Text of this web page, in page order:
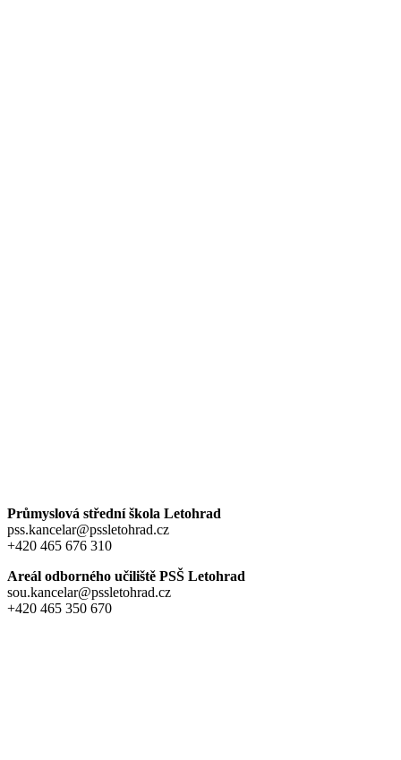
Průmyslová střední škola Letohrad
pss.kancelar@pssletohrad.cz
+420 465 676 310
Areál odborného učiliště PSŠ Letohrad
sou.kancelar@pssletohrad.cz
+420 465 350 670